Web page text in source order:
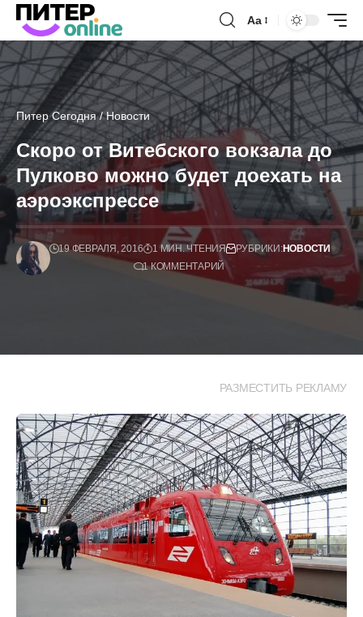
Аа
Питер Сегодня/Новости
Скоро от Витебского вокзала до
Пулково можно будет доехать на
аэроэкспрессе
19 ФЕВРАЛЯ, 2016 1 МИН. ЧТЕНИЯ РУБРИКИ:НОВОСТИ
1 КОММЕНТАРИЙ
РАЗМЕСТИТЬ РЕКЛАМУ